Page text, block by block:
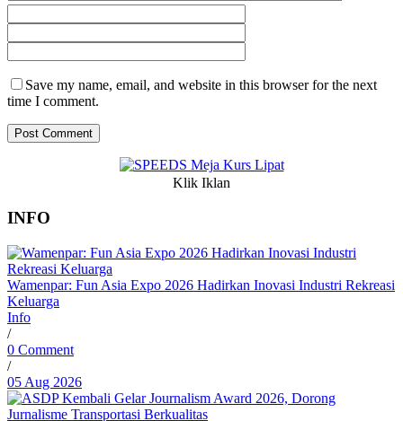
Save my name, email, and website in this browser for the next
time I comment.
Klik Iklan
INFO
Wamenpar: Fun Asia Expo 2026 Hadirkan Inovasi Industri Rekreasi
Keluarga
Info
/
0 Comment
/
05 Aug 2026